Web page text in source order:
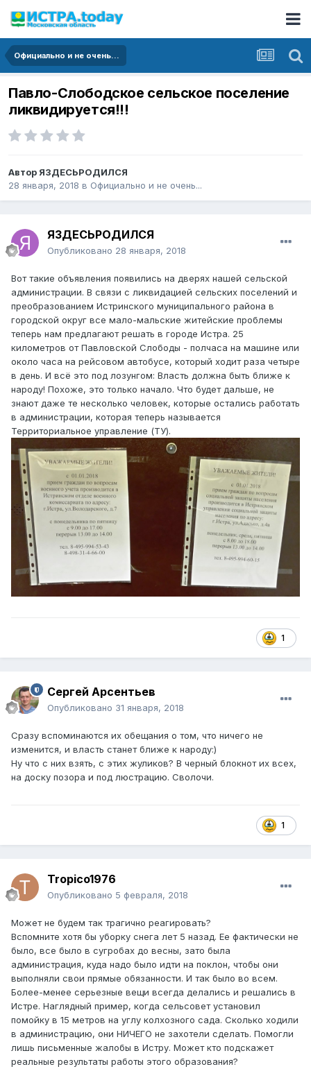
Официально и не очень...
Павло-Слободское сельское поселение
ликвидируется!!!
Автор ЯЗДЕСЬРОДИЛСЯ
28 января, 2018 в Официально и не очень...
ЯЗДЕСЬРОДИЛСЯ
Опубликовано 28 января, 2018
Вот такие объявления появились на дверях нашей сельской
администрации. В связи с ликвидацией сельских поселений и
преобразованием Истринского муниципального района в
городской округ все мало-мальские житейские проблемы
теперь нам предлагают решать в городе Истра. 25
километров от Павловской Слободы - полчаса на машине или
около часа на рейсовом автобусе, который ходит раза четыре
в день. И всё это под лозунгом: Власть должна быть ближе к
народу! Похоже, это только начало. Что будет дальше, не
знают даже те несколько человек, которые остались работать
в администрации, которая теперь называется
Территориальное управление (ТУ).
1
Сергей Арсентьев
Опубликовано 31 января, 2018
Сразу вспоминаются их обещания о том, что ничего не
изменится, и власть станет ближе к народу:)
Ну что с них взять, с этих жуликов? В черный блокнот их всех,
на доску позора и под люстрацию. Сволочи.
1
Tropico1976
Опубликовано 5 февраля, 2018
Может не будем так трагично реагировать?
Вспомните хотя бы уборку снега лет 5 назад. Ее фактически не
было, все было в сугробах до весны, зато была
администрация, куда надо было идти на поклон, чтобы они
выполняли свои прямые обязанности. И так было во всем.
Более-менее серьезные вещи всегда делались и решались в
Истре. Наглядный пример, когда сельсовет установил
помойку в 15 метров на углу колхозного сада. Сколько ходили
в администрацию, они НИЧЕГО не захотели сделать. Помогли
лишь письменные жалобы в Истру. Может кто подскажет
реальные результаты работы этого образования?